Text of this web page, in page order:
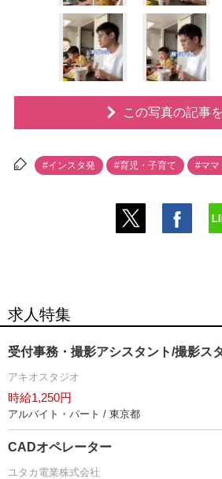
この写真の記事
#インスタ発 #育児・子育て #ママ
求人特集
受付事務・撮影アシスタント/撮影ス
アキオスタジオ
時給1,250円
アルバイト・パート / 東京都
CADオペレーター
ユタカ電業株式会社